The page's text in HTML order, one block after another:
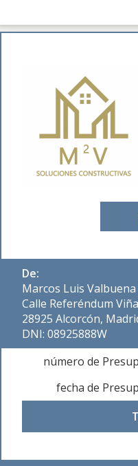
De:
Marcos Luis
Calle Referéndum
28925 Alcorcón,
DNI: 08925888W
número de
fecha de